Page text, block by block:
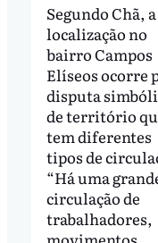
Segundo Chã, a
localização no
bairro Campos
Elíseos ocorre
disputa
de território
tem diferentes
tipos de
“Há uma
circulação de
trabalhadores,